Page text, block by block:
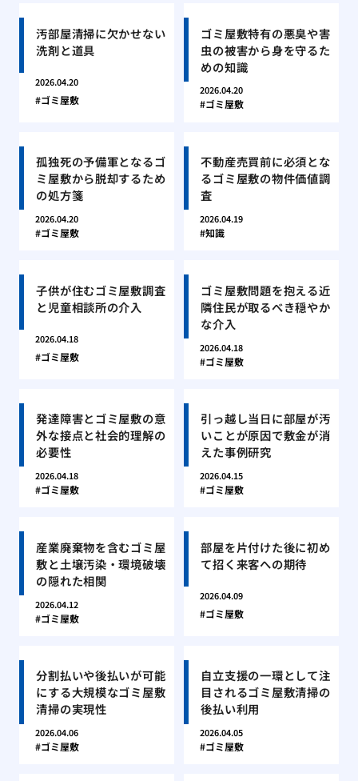
汚部屋清掃に欠かせない
洗剤と道具
2026.04.20
ゴミ屋敷
ゴミ屋敷特有の悪臭や害
虫の被害から身を守るた
めの知識
2026.04.20
ゴミ屋敷
孤独死の予備軍となるゴ
ミ屋敷から脱却するため
の処方箋
2026.04.20
ゴミ屋敷
不動産売買前に必須とな
るゴミ屋敷の物件価値調
査
2026.04.19
知識
子供が住むゴミ屋敷調査
と児童相談所の介入
2026.04.18
ゴミ屋敷
ゴミ屋敷問題を抱える近
隣住民が取るべき穏やか
な介入
2026.04.18
ゴミ屋敷
発達障害とゴミ屋敷の意
外な接点と社会的理解の
必要性
2026.04.18
ゴミ屋敷
引っ越し当日に部屋が汚
いことが原因で敷金が消
えた事例研究
2026.04.15
ゴミ屋敷
産業廃棄物を含むゴミ屋
敷と土壌汚染・環境破壊
の隠れた相関
2026.04.12
ゴミ屋敷
部屋を片付けた後に初め
て招く来客への期待
2026.04.09
ゴミ屋敷
分割払いや後払いが可能
にする大規模なゴミ屋敷
清掃の実現性
2026.04.06
ゴミ屋敷
自立支援の一環として注
目されるゴミ屋敷清掃の
後払い利用
2026.04.05
ゴミ屋敷